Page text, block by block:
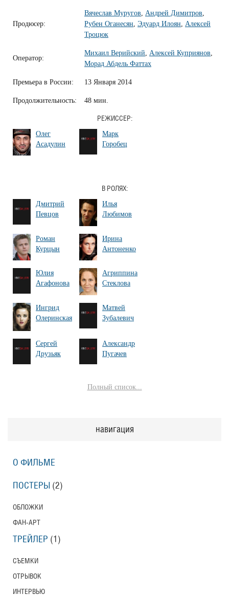
Продюсер:
Вячеслав Муругов Андрей Димитров
Рубен Оганесян Эдуард Илоян
Алексей
Троцюк
Оператор:
Михаил Верийский Алексей Куприянов
Морад Абдель Фаттах
Премьера в России: 13 Января 2014
Продолжительность: 48 мин.
РЕЖИССЕР:
Олег
Асадулин
Марк
Горобец
В РОЛЯХ:
Дмитрий
Певцов
Илья
Любимов
Роман
Курцын
Ирина
Антоненко
Юлия
Агафонова
Агриппина
Стеклова
Ингрид
Олеринская
Матвей
Зубалевич
Сергей
Друзьяк
Александр
Пугачев
Полный список...
навигация
О ФИЛЬМЕ
ПОСТЕРЫ (2)
ОБЛОЖКИ
ФАН-АРТ
ТРЕЙЛЕР (1)
СЪЕМКИ
ОТРЫВОК
ИНТЕРВЬЮ